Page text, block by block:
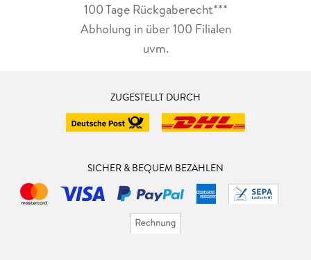
100 Tage Rückgaberecht***
Abholung in über 100 Filialen
uvm.
ZUGESTELLT DURCH
SICHER & BEQUEM BEZAHLEN